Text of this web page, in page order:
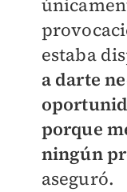
estaba
a darte
porque
ningún
aseguró.